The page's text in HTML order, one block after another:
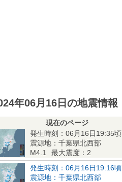
年06月16日の地震情報
現在のページ
発生時刻：06月16日19:35頃
震源地：千葉県北西部
M4.1
最大震度：2
発生時刻：06月16日19:16頃
震源地：千葉県北西部